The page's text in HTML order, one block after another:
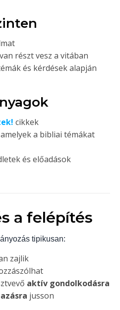
részt vesz a vitában
és kérdések alapján
cikkek
a bibliai témákat
és előadások
a felépítés
tipikusan:
zajlik
aktív gondolkodásra
jusson